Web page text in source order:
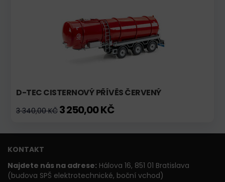
D-TEC CISTERNOVÝ PŘÍVĚS ČERVENÝ
3 340,00 KČ 3 250,00 KČ
KONTAKT
Najdete nás na adrese: Hálova 16, 851 01 Bratislava
(budova SPŠ elektrotechnické, boční vchod)